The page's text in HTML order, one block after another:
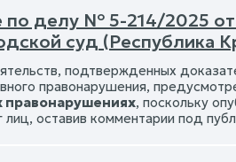
по делу № 5-214/2025
суд (Республика
подтвержденных
правонарушения,
правонарушениях, поскольку
оставив комментарии под